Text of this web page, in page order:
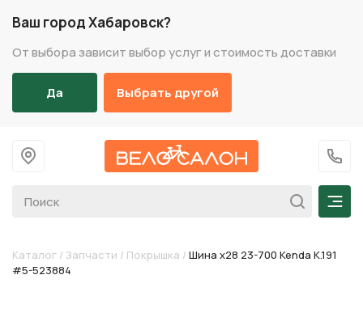
Ваш город Хабаровск?
От выбора зависит выбор услуг и стоимость доставки
Да Выбрать другой
На главную
+7
Каталог / Запчасти / Покрышка / Шина х28 23-700 Kenda K.191
#5-523884